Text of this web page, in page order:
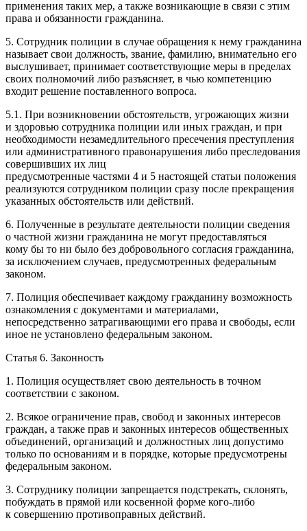
применения таких мер, а также возникающие в связи с этим
права и обязанности гражданина.
5. Сотрудник полиции в случае обращения к нему гражданина
называет свои должность, звание, фамилию, внимательно его
выслушивает, принимает соответствующие меры в пределах
своих полномочий либо разъясняет, в чью компетенцию
входит решение поставленного вопроса.
5.1. При возникновении обстоятельств, угрожающих жизни
и здоровью сотрудника полиции или иных граждан, и при
необходимости незамедлительного пресечения преступления
или административного правонарушения либо преследования
совершивших их лиц
предусмотренные частями 4 и 5 настоящей статьи положения
реализуются сотрудником полиции сразу после прекращения
указанных обстоятельств или действий.
6. Полученные в результате деятельности полиции сведения
о частной жизни гражданина не могут предоставляться
кому бы то ни было без добровольного согласия гражданина,
за исключением случаев, предусмотренных федеральным
законом.
7. Полиция обеспечивает каждому гражданину возможность
ознакомления с документами и материалами,
непосредственно затрагивающими его права и свободы, если
иное не установлено федеральным законом.
Статья 6. Законность
1. Полиция осуществляет свою деятельность в точном
соответствии с законом.
2. Всякое ограничение прав, свобод и законных интересов
граждан, а также прав и законных интересов общественных
объединений, организаций и должностных лиц допустимо
только по основаниям и в порядке, которые предусмотрены
федеральным законом.
3. Сотруднику полиции запрещается подстрекать, склонять,
побуждать в прямой или косвенной форме кого-либо
к совершению противоправных действий.